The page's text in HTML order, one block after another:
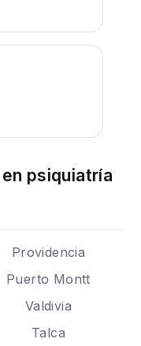
psiquiatría
Providencia
Puerto Montt
Valdivia
Talca